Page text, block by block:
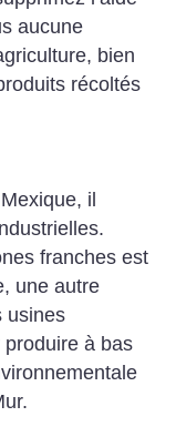
aucune
bien
récoltés
il
franches est
une autre
usines
à bas